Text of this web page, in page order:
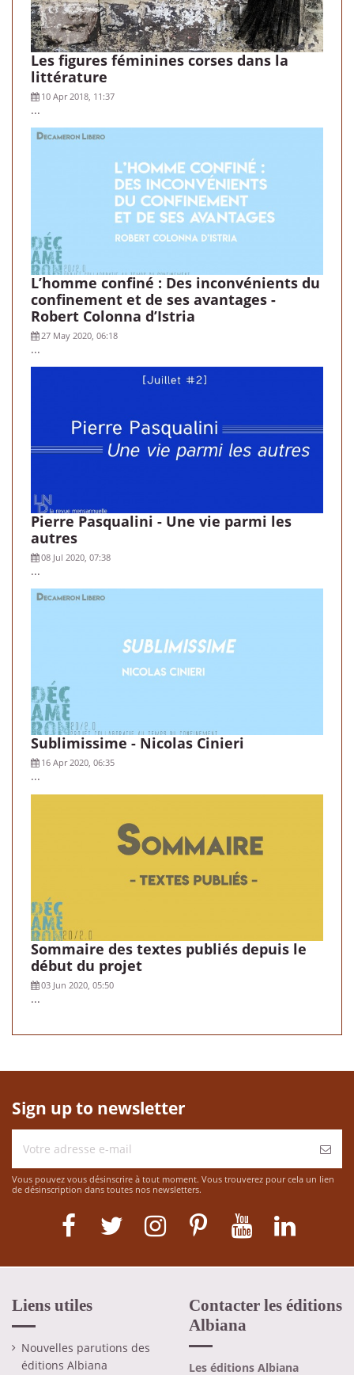
Les figures féminines corses dans la
littérature
10 Apr 2018, 11:37
...
L’homme confiné : Des inconvénients du
confinement et de ses avantages -
Robert Colonna d’Istria
27 May 2020, 06:18
...
Pierre Pasqualini - Une vie parmi les
autres
08 Jul 2020, 07:38
...
Sublimissime - Nicolas Cinieri
16 Apr 2020, 06:35
...
Sommaire des textes publiés depuis le
début du projet
03 Jun 2020, 05:50
...
Sign up to newsletter
Vous pouvez vous désinscrire à tout moment. Vous trouverez pour cela un lien
de désinscription dans toutes nos newsletters.
Liens utiles
Nouvelles parutions des
éditions Albiana
Contacter les éditions
Albiana
Les éditions Albiana